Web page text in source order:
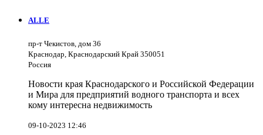
ALLE
пр-т Чекистов, дом 36
Краснодар, Краснодарский Край 350051
Россия
Новости края Краснодарского и Российской Федерации
и Мира для предприятий водного транспорта и всех
кому интересна недвижимость
09-10-2023 12:46